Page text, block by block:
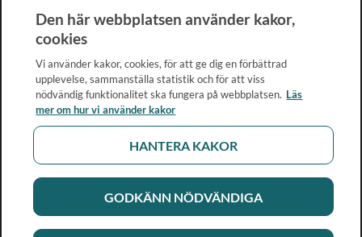
Den här webbplatsen använder kakor,
cookies
Vi använder kakor, cookies, för att ge dig en förbättrad
upplevelse, sammanställa statistik och för att viss
nödvändig funktionalitet ska fungera på webbplatsen. Läs
mer om hur vi använder kakor
HANTERA KAKOR
GODKÄNN NÖDVÄNDIGA